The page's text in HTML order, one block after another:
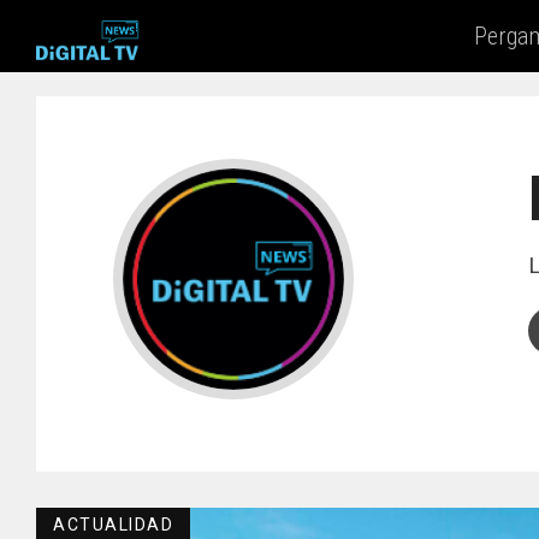
ACTUALIDAD